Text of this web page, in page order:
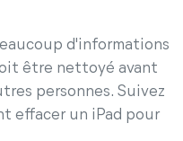
d'informations
être nettoyé avant
personnes. Suivez
effacer un iPad pour